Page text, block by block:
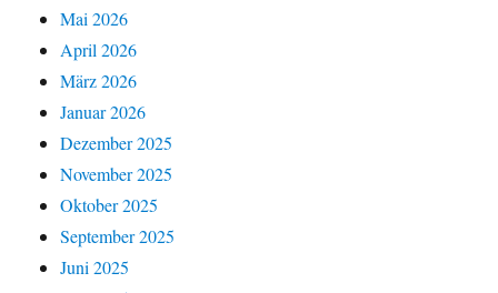
Mai 2026
April 2026
März 2026
Januar 2026
Dezember 2025
November 2025
Oktober 2025
September 2025
Juni 2025